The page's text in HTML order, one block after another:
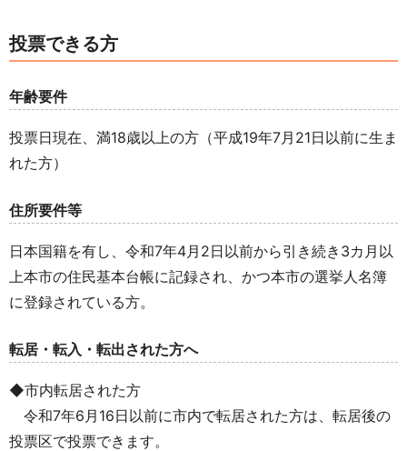
投票できる方
年齢要件
投票日現在、満18歳以上の方（平成19年7月21日以前に生ま
れた方）
住所要件等
日本国籍を有し、令和7年4月2日以前から引き続き3カ月以
上本市の住民基本台帳に記録され、かつ本市の選挙人名簿
に登録されている方。
転居・転入・転出された方へ
◆市内転居された方
令和7年6月16日以前に市内で転居された方は、転居後の
投票区で投票できます。